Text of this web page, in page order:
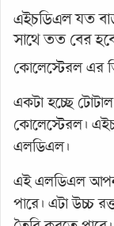
এইচডিএল যত
সাথে তত বের
কোলেস্টেরল এর
একটা হচ্ছে
কোলেস্টেরল।
এলডিএল।
এই এলডিএল
পারে। এটা উচ্চ